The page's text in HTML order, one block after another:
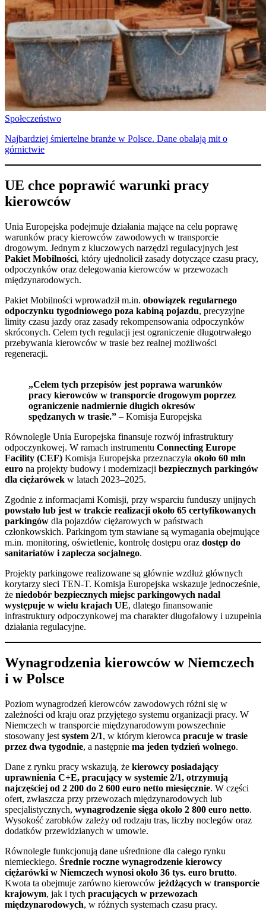
Społeczeństwo
Najbardziej śmiertelne branże w Polsce. Dane obalają mit o
górnictwie
UE chce poprawić warunki pracy
kierowców
Unia Europejska podejmuje działania mające na celu poprawę
warunków pracy kierowców zawodowych w transporcie
drogowym. Jednym z kluczowych narzędzi regulacyjnych jest
Pakiet Mobilności, który ujednolicił zasady dotyczące czasu pracy,
odpoczynków oraz delegowania kierowców w przewozach
międzynarodowych.
Pakiet Mobilności wprowadził m.in. obowiązek regularnego
odpoczynku tygodniowego poza kabiną pojazdu, precyzyjne
limity czasu jazdy oraz zasady rekompensowania odpoczynków
skróconych. Celem tych regulacji jest ograniczenie długotrwałego
przebywania kierowców w trasie bez realnej możliwości
regeneracji.
„Celem tych przepisów jest poprawa warunków
pracy kierowców w transporcie drogowym poprzez
ograniczenie nadmiernie długich okresów
spędzanych w trasie.” – Komisja Europejska
Równolegle Unia Europejska finansuje rozwój infrastruktury
odpoczynkowej. W ramach instrumentu Connecting Europe
Facility (CEF) Komisja Europejska przeznaczyła około 60 mln
euro na projekty budowy i modernizacji bezpiecznych parkingów
dla ciężarówek w latach 2023–2025.
Zgodnie z informacjami Komisji, przy wsparciu funduszy unijnych
powstało lub jest w trakcie realizacji około 65 certyfikowanych
parkingów dla pojazdów ciężarowych w państwach
członkowskich. Parkingom tym stawiane są wymagania obejmujące
m.in. monitoring, oświetlenie, kontrolę dostępu oraz dostęp do
sanitariatów i zaplecza socjalnego.
Projekty parkingowe realizowane są głównie wzdłuż głównych
korytarzy sieci TEN-T. Komisja Europejska wskazuje jednocześnie,
że niedobór bezpiecznych miejsc parkingowych nadal
występuje w wielu krajach UE, dlatego finansowanie
infrastruktury odpoczynkowej ma charakter długofalowy i uzupełnia
działania regulacyjne.
Wynagrodzenia kierowców w Niemczech
i w Polsce
Poziom wynagrodzeń kierowców zawodowych różni się w
zależności od kraju oraz przyjętego systemu organizacji pracy. W
Niemczech w transporcie międzynarodowym powszechnie
stosowany jest system 2/1, w którym kierowca pracuje w trasie
przez dwa tygodnie, a następnie ma jeden tydzień wolnego.
Dane z rynku pracy wskazują, że kierowcy posiadający
uprawnienia C+E, pracujący w systemie 2/1, otrzymują
najczęściej od 2 200 do 2 600 euro netto miesięcznie. W części
ofert, zwłaszcza przy przewozach międzynarodowych lub
specjalistycznych, wynagrodzenie sięga około 2 800 euro netto.
Wysokość zarobków zależy od rodzaju tras, liczby noclegów oraz
dodatków przewidzianych w umowie.
Równolegle funkcjonują dane uśrednione dla całego rynku
niemieckiego. Średnie roczne wynagrodzenie kierowcy
ciężarówki w Niemczech wynosi około 36 tys. euro brutto.
Kwota ta obejmuje zarówno kierowców jeżdżących w transporcie
krajowym, jak i tych pracujących w przewozach
międzynarodowych, w różnych systemach czasu pracy.